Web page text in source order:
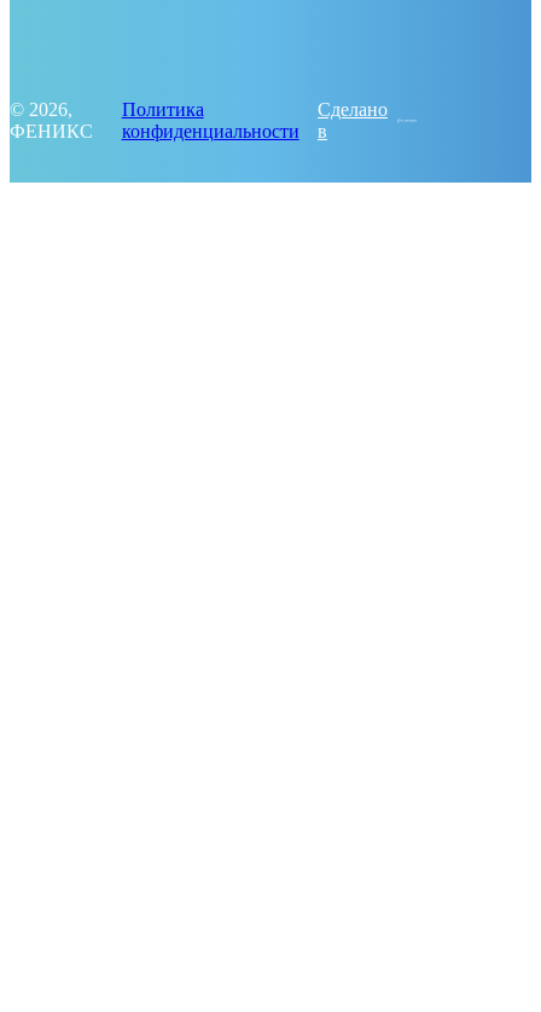
© 2026,
ФЕНИКС
Политика
конфиденциальности
Сделано
в